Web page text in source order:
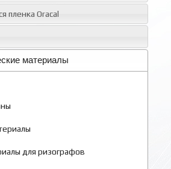
пленка Oracal
материалы
для ризографов